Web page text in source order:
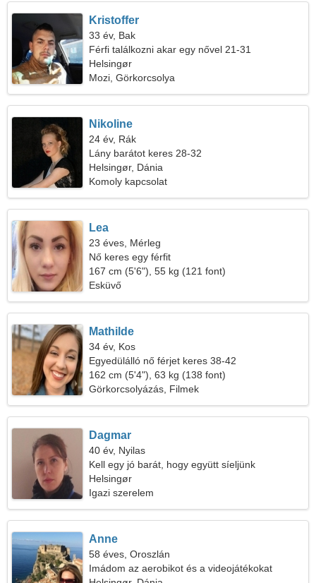
Kristoffer
33 év, Bak
Férfi találkozni akar egy nővel 21-31
Helsingør
Mozi, Görkorcsolya
Nikoline
24 év, Rák
Lány barátot keres 28-32
Helsingør, Dánia
Komoly kapcsolat
Lea
23 éves, Mérleg
Nő keres egy férfit
167 cm (5'6"), 55 kg (121 font)
Esküvő
Mathilde
34 év, Kos
Egyedülálló nő férjet keres 38-42
162 cm (5'4"), 63 kg (138 font)
Görkorcsolyázás, Filmek
Dagmar
40 év, Nyilas
Kell egy jó barát, hogy együtt síeljünk
Helsingør
Igazi szerelem
Anne
58 éves, Oroszlán
Imádom az aerobikot és a videojátékokat